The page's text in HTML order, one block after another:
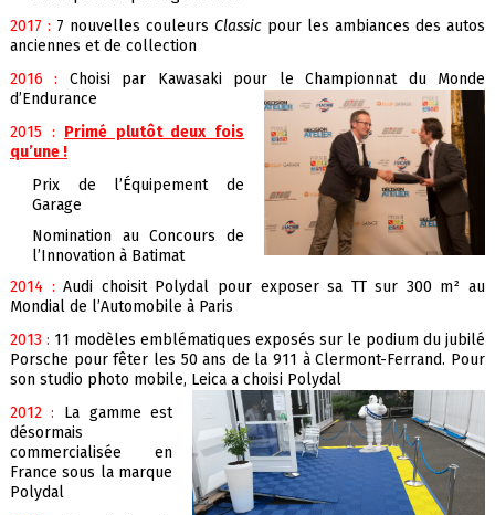
2017 : 7 nouvelles couleursClassic pour les ambiances des autos
anciennes et de collection
2016 :
Choisi par Kawasaki pour le Championnat du Monde
d’Endurance
2015 : Primé plutôt deux fois
qu’une !
Prix de l’Équipement de
Garage
Nomination au Concours de
l’Innovation à Batimat
2014 : Audi choisit Polydal pour exposer sa TT sur 300 m² au
Mondial de l’Automobile à Paris
2013 : 11 modèles emblématiques exposés sur le podium du jubilé
Porsche pour fêter les 50 ans de la 911 à Clermont-Ferrand. Pour
son studio photo mobile, Leica a choisi Polydal
2012 :
La gamme est
désormais
commercialisée en
France sous la marque
Polydal